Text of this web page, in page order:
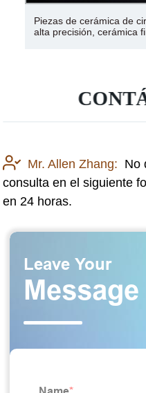
Piezas de cerámica de
alta precisión, cerámica
Mr. Allen Zhang: No
consulta en el siguiente
en 24 horas.